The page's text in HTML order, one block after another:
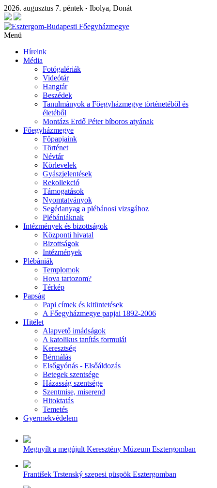
2026. augusztus 7. péntek • Ibolya, Donát
Menü
Híreink
Média
Fotógalériák
Videótár
Hangtár
Beszédek
Tanulmányok a Főegyházmegye történetéből és
életéből
Montázs Erdő Péter bíboros atyának
Főegyházmegye
Főpapjaink
Történet
Névtár
Körlevelek
Gyászjelentések
Rekollekció
Támogatások
Nyomtatványok
Segédanyag a plébánosi vizsgához
Plébániáknak
Intézmények és bizottságok
Központi hivatal
Bizottságok
Intézmények
Plébániák
Templomok
Hova tartozom?
Térkép
Papság
Papi címek és kitüntetések
A Főegyházmegye papjai 1892-2006
Hitélet
Alapvető imádságok
A katolikus tanítás formulái
Keresztség
Bérmálás
Elsőgyónás - Elsőáldozás
Betegek szentsége
Házasság szentsége
Szentmise, miserend
Hitoktatás
Temetés
Gyermekvédelem
Megnyílt a megújult Keresztény Múzeum Esztergomban
František Trstenský szepesi püspök Esztergomban